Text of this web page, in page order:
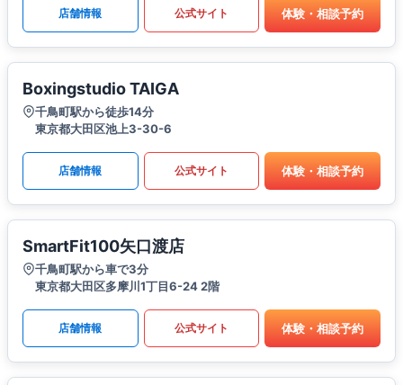
店舗情報 公式サイト 体験・相談予約
Boxingstudio TAIGA
千鳥町駅から徒歩14分
東京都大田区池上3-30-6
店舗情報 公式サイト 体験・相談予約
SmartFit100矢口渡店
千鳥町駅から車で3分
東京都大田区多摩川1丁目6-24 2階
店舗情報 公式サイト 体験・相談予約